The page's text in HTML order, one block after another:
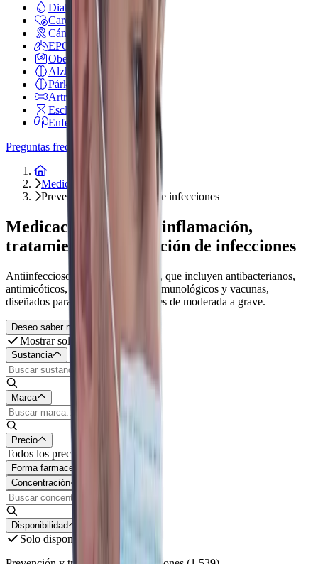
Diabetes
Cardiovascular
Cáncer
EPOC
Obesidad
Alzheimer
Párkinson
Artritis reumatoide
Esclerosis múltiple
Enfermedad renal
Preguntas frecuentes
Inicio
Medicamentos
Prevención y tratamiento de infecciones
Medicación para antiinflamación,
tratamiento y prevención de infecciones
Antiinfecciosos para uso sistémico, que incluyen antibacterianos,
antimicóticos, antivirales, sueros inmunológicos y vacunas,
diseñados para combatir infecciones de moderada a grave.
Deseo saber más
Mostrar solo genéricos
Sustancia
Marca
Precio
Todos los precios
Forma farmaceutica
Concentración
Disponibilidad
Solo disponibles